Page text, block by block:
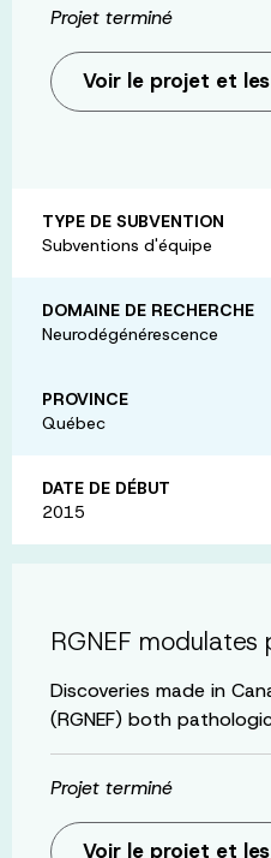
Projet terminé
Voir le projet et
TYPE DE SUBVENTION
Subventions d'équipe
DOMAINE DE RECHERCHE
Neurodégénérescence
PROVINCE
Québec
DATE DE DÉBUT
2015
RGNEF
Discoveries made in
(RGNEF) both
Projet terminé
Voir le projet et